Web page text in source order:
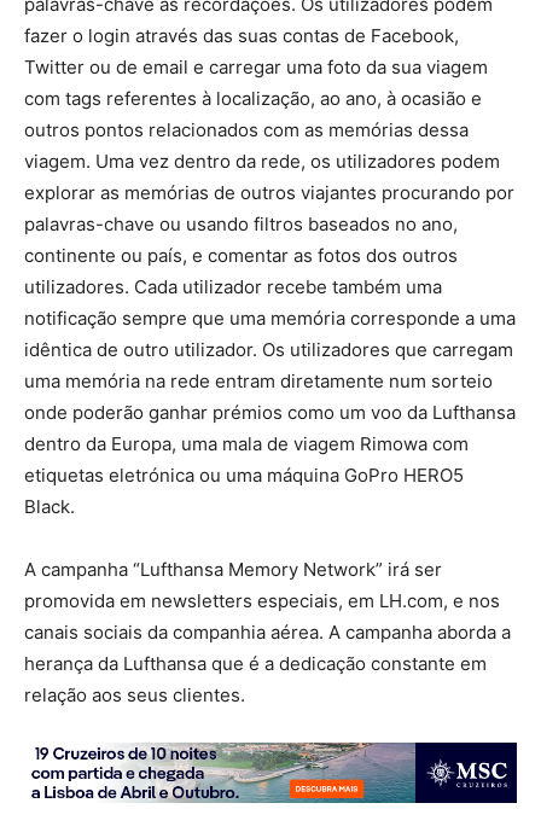
fazer o login através das suas contas de Facebook,
Twitter ou de email e carregar uma foto da sua viagem
com tags referentes à localização, ao ano, à ocasião e
outros pontos relacionados com as memórias dessa
viagem. Uma vez dentro da rede, os utilizadores podem
explorar as memórias de outros viajantes procurando por
palavras-chave ou usando filtros baseados no ano,
continente ou país, e comentar as fotos dos outros
utilizadores. Cada utilizador recebe também uma
notificação sempre que uma memória corresponde a uma
idêntica de outro utilizador. Os utilizadores que carregam
uma memória na rede entram diretamente num sorteio
onde poderão ganhar prémios como um voo da Lufthansa
dentro da Europa, uma mala de viagem Rimowa com
etiquetas eletrónica ou uma máquina GoPro HERO5
Black.
A campanha “Lufthansa Memory Network” irá ser
promovida em newsletters especiais, em LH.com, e nos
canais sociais da companhia aérea. A campanha aborda a
herança da Lufthansa que é a dedicação constante em
relação aos seus clientes.